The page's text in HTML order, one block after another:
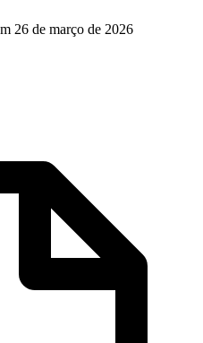
26 de março de 2026